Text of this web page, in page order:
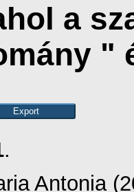
a
"
.
Antonia